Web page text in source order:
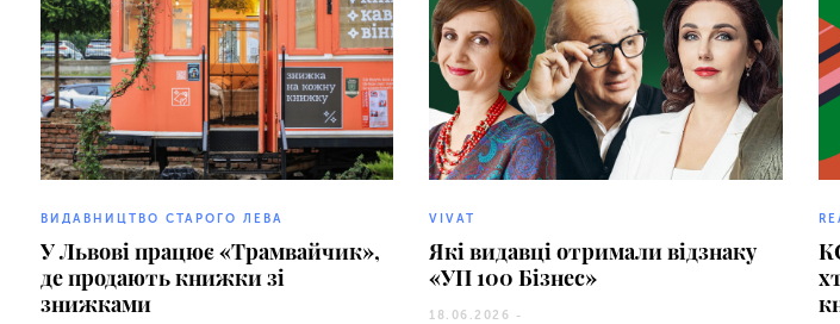
ВИДАВНИЦТВО СТАРОГО ЛЕВА
У Львові працює «Трамвайчик»,
де продають книжки зі
знижками
VIVAT
Які видавці отримали відзнаку
«УП 100 Бізнес»
18.06.2026 -